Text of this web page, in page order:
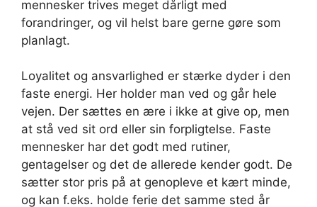
mennesker trives meget dårligt med
forandringer, og vil helst bare gerne gøre som
planlagt.
Loyalitet og ansvarlighed er stærke dyder i den
faste energi. Her holder man ved og går hele
vejen. Der sættes en ære i ikke at give op, men
at stå ved sit ord eller sin forpligtelse. Faste
mennesker har det godt med rutiner,
gentagelser og det de allerede kender godt. De
sætter stor pris på at genopleve et kært minde,
og kan f.eks. holde ferie det samme sted år